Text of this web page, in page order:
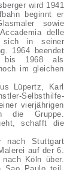
wird 1941
beginnt er
sowie
delle
sich in seiner
1964 beendet
bis 1968 als
im gleichen
Lüpertz, Karl
Selbsthilfe-
vierjährigen
die Gruppe.
schafft die
nach Stuttgart
auf der 6.
Köln über.